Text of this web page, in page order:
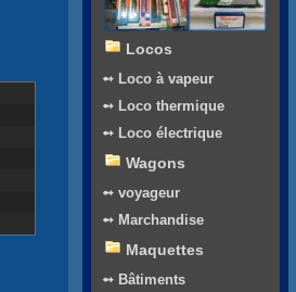
Locos
➻ Loco à vapeur
➻ Loco thermique
➻ Loco électrique
Wagons
➻ voyageur
➻ Marchandise
Maquettes
➻ Bâtiments